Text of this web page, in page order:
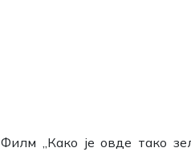
Филм „Како је овде тако